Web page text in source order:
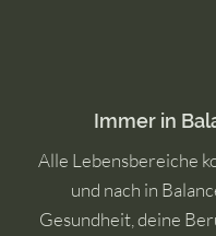
Immer in
Alle Lebensbereiche
und nach in
Gesundheit, deine